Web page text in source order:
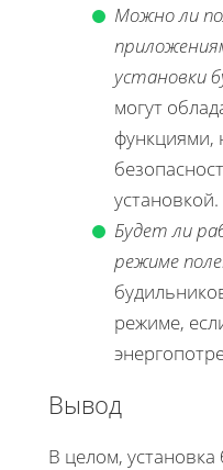
Можно ли
установки
могут
функциями,
установкой.
Будет ли
режиме
режиме,
Вывод
В целом, установка